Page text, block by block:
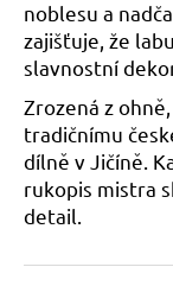
noblesu a
zajišťuje, že
slavnostní
Zrozená z
tradičnímu
dílně v Jičíně.
rukopis mistra
detail.
o
r
u
u
j
e
m
e